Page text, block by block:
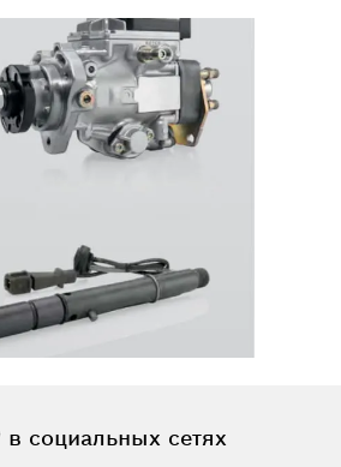
запчастей
в социальных сетях